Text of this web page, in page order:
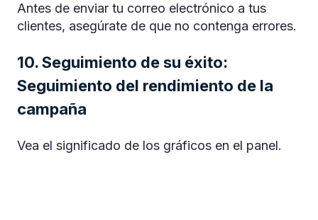
Antes de enviar tu correo electrónico a tus
clientes, asegúrate de que no contenga errores.
10. Seguimiento de su éxito:
Seguimiento del rendimiento de la
campaña
Vea el significado de los gráficos en el panel.